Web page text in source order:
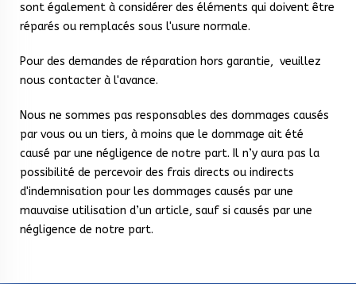
sont également à considérer des éléments qui doivent être
réparés ou remplacés sous l'usure normale.
Pour des demandes de réparation hors garantie, veuillez
nous contacter à l'avance.
Nous ne sommes pas responsables des dommages causés
par vous ou un tiers, à moins que le dommage ait été
causé par une négligence de notre part. Il n’y aura pas la
possibilité de percevoir des frais directs ou indirects
d'indemnisation pour les dommages causés par une
mauvaise utilisation d’un article, sauf si causés par une
négligence de notre part.